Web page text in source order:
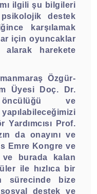
ilgili şu bilgileri
destek
karşılamak
için oyuncaklar
alarak harekete
Özgür-
Üyesi Doç. Dr.
ve
Prof.
da onayını ve
Emre Kongre ve
ve burada kalan
ile hızlıca bir
sürecinde bize
destek ve